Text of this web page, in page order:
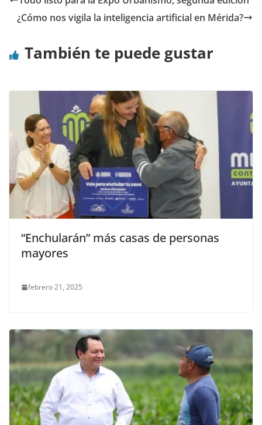
¿Cómo nos vigila la inteligencia artificial en Mérida?
También te puede gustar
“Enchularán” más casas de personas
mayores
febrero 21, 2025